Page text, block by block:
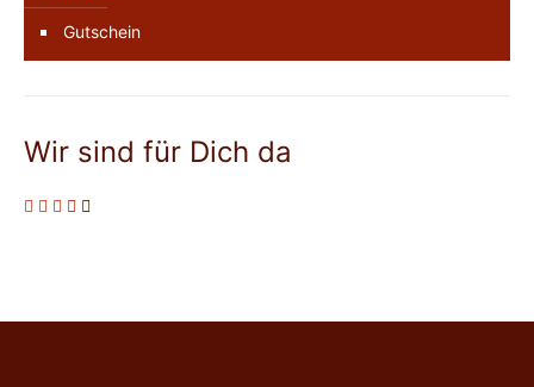
Gutschein
Wir sind für Dich da